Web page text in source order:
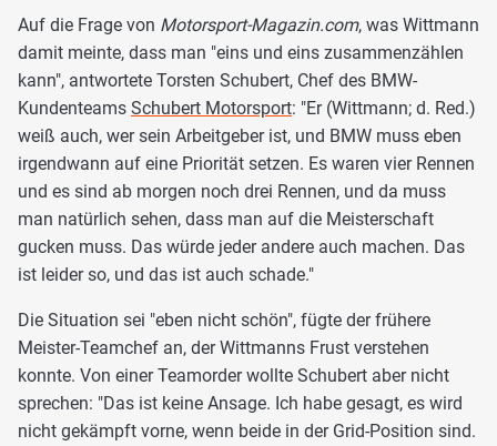
Auf die Frage von Motorsport-Magazin.com, was Wittmann
damit meinte, dass man "eins und eins zusammenzählen
kann", antwortete Torsten Schubert, Chef des BMW-
Kundenteams Schubert Motorsport: "Er (Wittmann; d. Red.)
weiß auch, wer sein Arbeitgeber ist, und BMW muss eben
irgendwann auf eine Priorität setzen. Es waren vier Rennen
und es sind ab morgen noch drei Rennen, und da muss
man natürlich sehen, dass man auf die Meisterschaft
gucken muss. Das würde jeder andere auch machen. Das
ist leider so, und das ist auch schade."
Die Situation sei "eben nicht schön", fügte der frühere
Meister-Teamchef an, der Wittmanns Frust verstehen
konnte. Von einer Teamorder wollte Schubert aber nicht
sprechen: "Das ist keine Ansage. Ich habe gesagt, es wird
nicht gekämpft vorne, wenn beide in der Grid-Position sind.